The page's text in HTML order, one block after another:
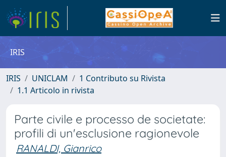
IRIS
IRIS UNICLAM
1 Contributo su Rivista
1.1 Articolo in rivista
Parte civile e processo de societate:
profili di un'esclusione ragionevole
RANALDI, Gianrico